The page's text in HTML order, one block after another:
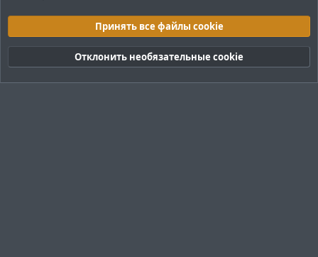
Cookies Тёмная (2020)
Русский (RU)
Обратная связь
Условия и правила
Политика конфиденциальности
Помощь
R
Принять все файлы cookie
Отклонить необязательные cookie